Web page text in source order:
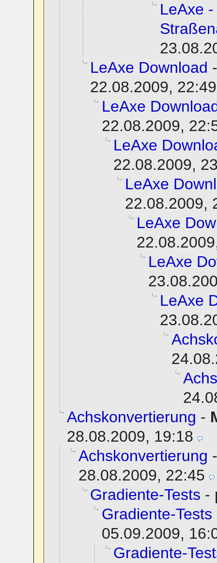
LeAxe
LeAxe Download
22.08.2009, 22:49
LeAxe
22.08.2009,
LeAxe
22.08.2009,
LeAxe
22.08.2009,
LeAxe
LeAxe
LeAxe
Achskonvertierung -
28.08.2009, 19:18
Achskonvertierung
28.08.2009, 22:45
Gradiente-Tests -
Gradiente-Tests
05.09.2009,
Gradiente-